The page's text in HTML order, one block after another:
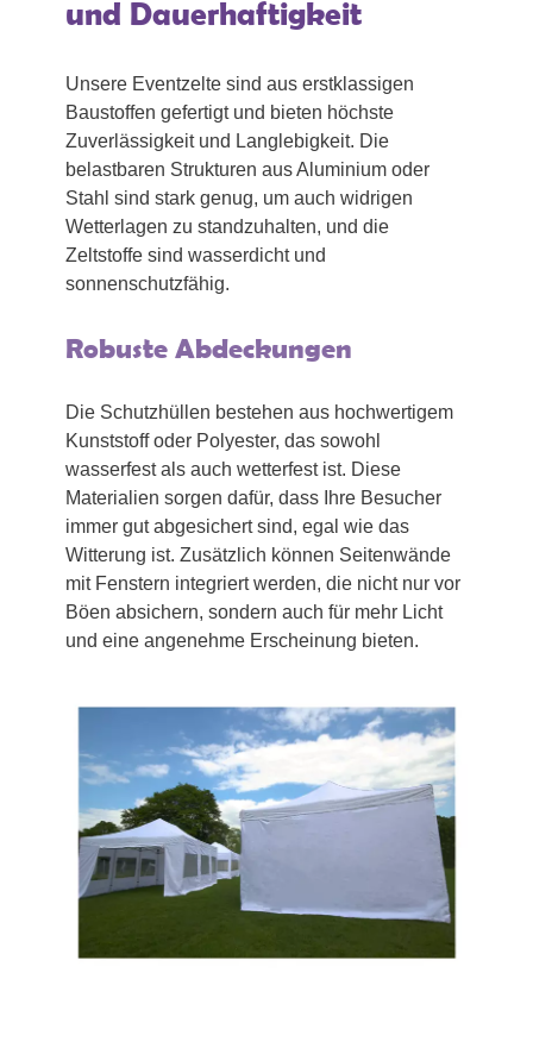
und Dauerhaftigkeit
Unsere Eventzelte sind aus erstklassigen
Baustoffen gefertigt und bieten höchste
Zuverlässigkeit und Langlebigkeit. Die
belastbaren Strukturen aus Aluminium oder
Stahl sind stark genug, um auch widrigen
Wetterlagen zu standzuhalten, und die
Zeltstoffe sind wasserdicht und
sonnenschutzfähig.
Robuste Abdeckungen
Die Schutzhüllen bestehen aus hochwertigem
Kunststoff oder Polyester, das sowohl
wasserfest als auch wetterfest ist. Diese
Materialien sorgen dafür, dass Ihre Besucher
immer gut abgesichert sind, egal wie das
Witterung ist. Zusätzlich können Seitenwände
mit Fenstern integriert werden, die nicht nur vor
Böen absichern, sondern auch für mehr Licht
und eine angenehme Erscheinung bieten.